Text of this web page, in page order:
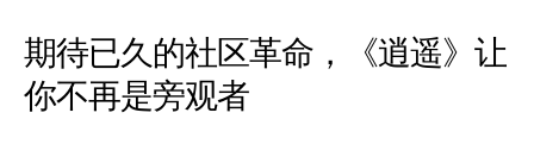
期待已久的社区革命，《逍遥》让
你不再是旁观者